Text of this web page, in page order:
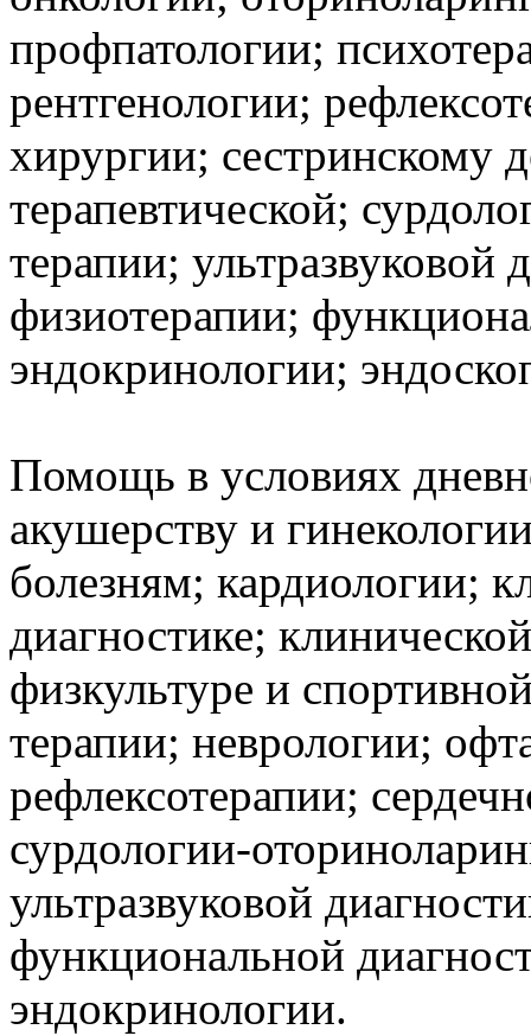
профпатологии;
рентгенологии;
хирургии; сестринскому
терапевтической;
терапии; ультразвуковой
физиотерапии;
эндокринологии;
Помощь в условиях
акушерству и
болезням; кардиологии;
диагностике;
физкультуре и
терапии; неврологии;
рефлексотерапии;
сурдологии-
ультразвуковой
функциональной
эндокринологии.